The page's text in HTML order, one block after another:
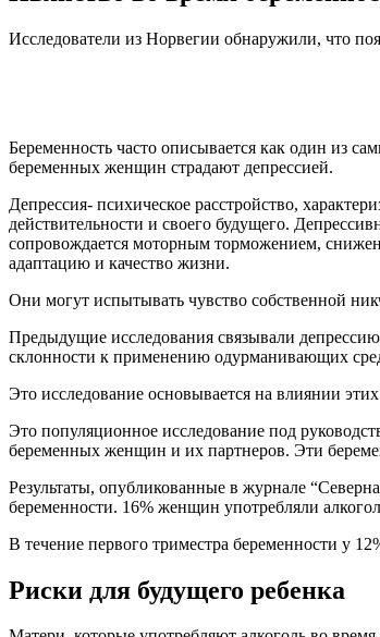
Исследователи из Норвегии обнаружили, что
Беременность часто описывается как один из
беременных женщин страдают депрессией.
Депрессия- психическое расстройство,
действительности и своего будущего.
сопровождается моторным торможением,
адаптацию и качество жизни.
Они могут испытывать чувство собственной
Предыдущие исследования связывали
склонности к применению одурманивающих
Это исследование основывается на влиянии
Это популяционное исследование под
беременных женщин и их партнеров. Эти
Результаты, опубликованные в журнале
беременности. 16% женщин употребляли
В течение первого триместра беременности у
Риски для будущего ребенка